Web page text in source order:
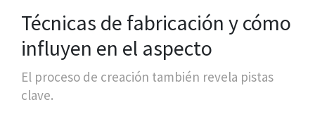
Técnicas de fabricación y cómo
influyen en el aspecto
El proceso de creación también revela pistas
clave.